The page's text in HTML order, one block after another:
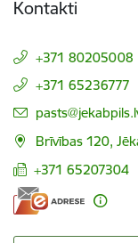
Kontakti
+371 80205008
+371 65236777
E-pasts:
Brīvības 120,
+371 65207304